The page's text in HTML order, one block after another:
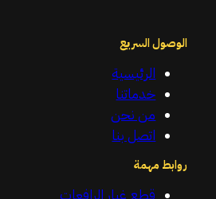
الوصول السريع
الرئيسية
خدماتنا
من نحن
اتصل بنا
روابط مهمة